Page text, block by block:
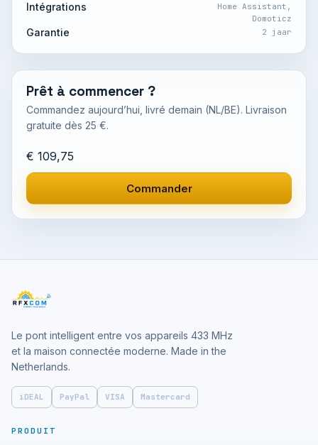
Intégrations
Home Assistant,
Domoticz
Garantie 2 jaar
Prêt à commencer ?
Commandez aujourd’hui, livré demain (NL/BE). Livraison
gratuite dès 25 €.
€ 109,75
Commander
Le pont intelligent entre vos appareils 433 MHz
et la maison connectée moderne. Made in the
Netherlands.
iDEAL PayPal VISA Mastercard
PRODUIT